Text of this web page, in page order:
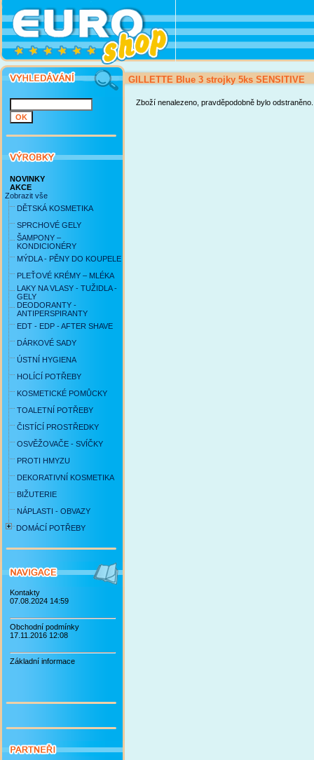
NOVINKY
AKCE
Zobrazit vše
DĚTSKÁ KOSMETIKA
SPRCHOVÉ GELY
ŠAMPONY –
KONDICIONÉRY
MÝDLA - PĚNY DO KOUPELE
PLEŤOVÉ KRÉMY – MLÉKA
LAKY NA VLASY - TUŽIDLA -
GELY
DEODORANTY -
ANTIPERSPIRANTY
EDT - EDP - AFTER SHAVE
DÁRKOVÉ SADY
ÚSTNÍ HYGIENA
HOLÍCÍ POTŘEBY
KOSMETICKÉ POMŮCKY
TOALETNÍ POTŘEBY
ČISTÍCÍ PROSTŘEDKY
OSVĚŽOVAČE - SVÍČKY
PROTI HMYZU
DEKORATIVNÍ KOSMETIKA
BIŽUTERIE
NÁPLASTI - OBVAZY
DOMÁCÍ POTŘEBY
Kontakty
07.08.2024 14:59
Obchodní podmínky
17.11.2016 12:08
Základní informace
GILLETTE Blue 3 strojky 5ks SENSITIVE
Zboží nenalezeno, pravděpodobně bylo odstraněno.